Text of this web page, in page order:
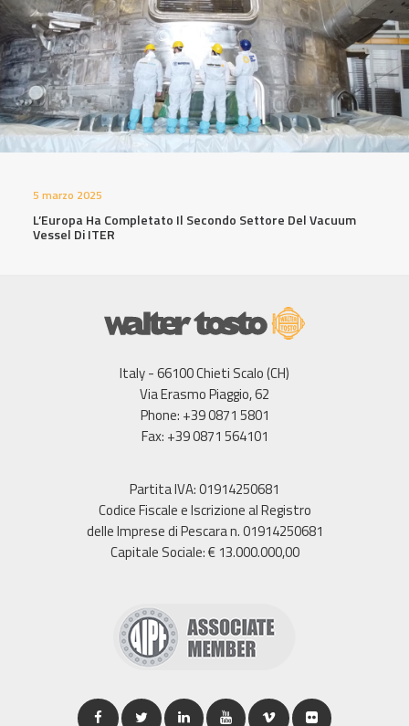
5 marzo 2025
L’Europa Ha Completato Il Secondo Settore Del Vacuum
Vessel Di ITER
Italy - 66100 Chieti Scalo (CH)
Via Erasmo Piaggio, 62
Phone: +39 0871 5801
Fax: +39 0871 564101
Partita IVA: 01914250681
Codice Fiscale e Iscrizione al Registro
delle Imprese di Pescara n. 01914250681
Capitale Sociale: € 13.000.000,00